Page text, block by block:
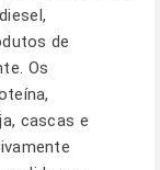
de
Os
cascas e